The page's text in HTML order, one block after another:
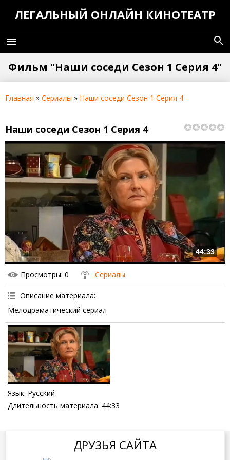
ЛЕГАЛЬНЫЙ ОНЛАЙН КИНОТЕАТР
menu search
Фильм "Наши соседи Сезон 1 Серия 4"
Главная » Сериалы » Наши соседи Сезон 1 Серия 4
Наши соседи Сезон 1 Серия 4
44:33
Просмотры: 0 Сериалы
Описание материала:
Мелодраматический сериал
Язык: Русский
Длительность материала: 44:33
ДРУЗЬЯ САЙТА